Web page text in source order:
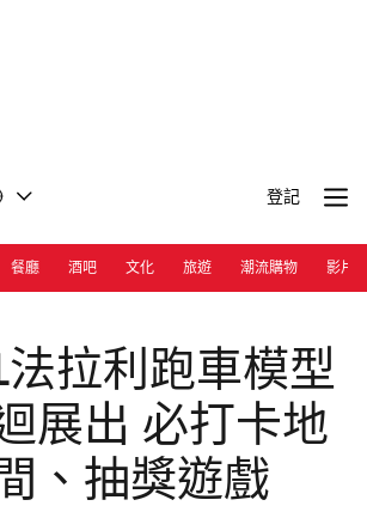
登記
餐廳 酒吧 文化 旅遊 潮流購物 影片
法拉利跑車模型
展出 必打卡地
、抽獎遊戲